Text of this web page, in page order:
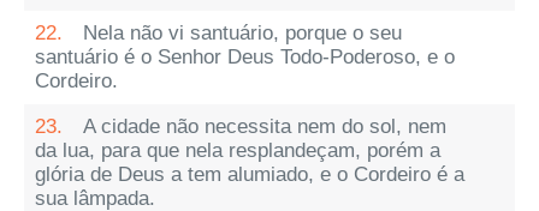
22.
Nela não vi santuário, porque o seu
santuário é o Senhor Deus Todo-Poderoso, e o
Cordeiro.
23.
A cidade não necessita nem do sol, nem
da lua, para que nela resplandeçam, porém a
glória de Deus a tem alumiado, e o Cordeiro é a
sua lâmpada.